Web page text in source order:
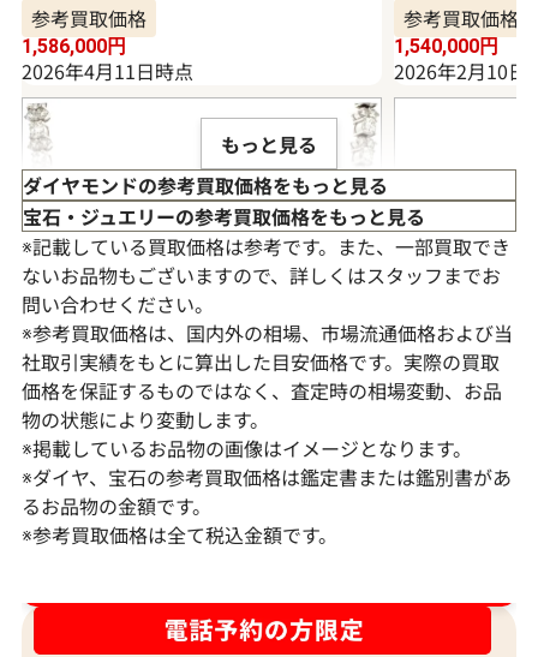
参考買取価格
1,586,000円
2026年4月11日時点
参考買取価格
1,540,000円
2026年2月10日
Pt･Pm900 ダイヤモンド ネックレス
17.45ct
参考買取価格
K18 ダイヤモン
もっと見る
ダイヤモンドの参考買取価格をもっと見る
宝石・ジュエリーの参考買取価格をもっと見る
※記載している買取価格は参考です。また、一部買取でき
ないお品物もございますので、詳しくはスタッフまでお
問い合わせください。
※参考買取価格は、国内外の相場、市場流通価格および当
社取引実績をもとに算出した目安価格です。実際の買取
価格を保証するものではなく、査定時の相場変動、お品
物の状態により変動します。
※掲載しているお品物の画像はイメージとなります。
※ダイヤ、宝石の参考買取価格は鑑定書または鑑別書があ
るお品物の金額です。
※参考買取価格は全て税込金額です。